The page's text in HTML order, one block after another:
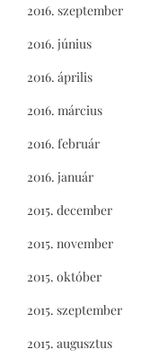
2016. szeptember
2016. június
2016. április
2016. március
2016. február
2016. január
2015. december
2015. november
2015. október
2015. szeptember
2015. augusztus